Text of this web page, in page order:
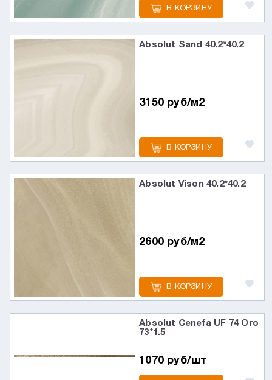
В КОРЗИНУ
Absolut Sand 40.2*40.2
3150 руб/м2
В КОРЗИНУ
Absolut Vison 40.2*40.2
2600 руб/м2
В КОРЗИНУ
Absolut Cenefa UF 74 Oro
73*1.5
1070 руб/шт